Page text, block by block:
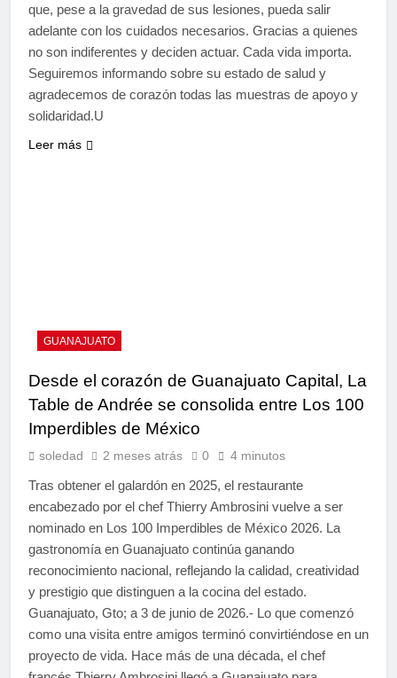
que, pese a la gravedad de sus lesiones, pueda salir
adelante con los cuidados necesarios. Gracias a quienes
no son indiferentes y deciden actuar. Cada vida importa.
Seguiremos informando sobre su estado de salud y
agradecemos de corazón todas las muestras de apoyo y
solidaridad.U
Leer más
GUANAJUATO
Desde el corazón de Guanajuato Capital, La
Table de Andrée se consolida entre Los 100
Imperdibles de México
soledad 2 meses atrás 0 4 minutos
Tras obtener el galardón en 2025, el restaurante
encabezado por el chef Thierry Ambrosini vuelve a ser
nominado en Los 100 Imperdibles de México 2026. La
gastronomía en Guanajuato continúa ganando
reconocimiento nacional, reflejando la calidad, creatividad
y prestigio que distinguen a la cocina del estado.
Guanajuato, Gto; a 3 de junio de 2026.- Lo que comenzó
como una visita entre amigos terminó convirtiéndose en un
proyecto de vida. Hace más de una década, el chef